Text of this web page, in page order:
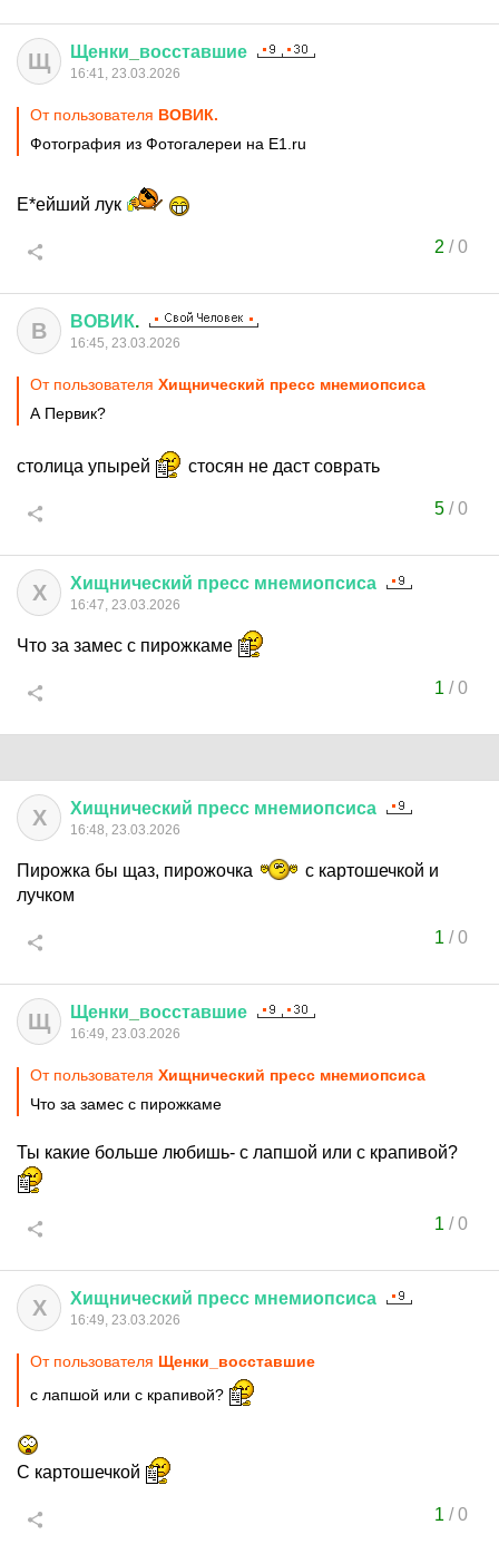
Щ Щенки восставшие
16:41, 23.03.2026
От пользователя ВОВИК.
Фотография из Фотогалереи на E1.ru
Е*ейший лук
2 /0
В ВОВИК.
16:45, 23.03.2026
От пользователя Хищнический пресс мнемиопсиса
А Первик?
столица упырей стосян не даст соврать
5/0
Х Хищнический пресс мнемиопсиса
16:47, 23.03.2026
Что за замес с пирожкаме
1 /0
Х Хищнический пресс мнемиопсиса
16:48, 23.03.2026
Пирожка бы щаз, пирожочка
с картошечкой и
лучком
1 /0
Щ Щенки восставшие
16:49, 23.03.2026
От пользователя Хищнический пресс мнемиопсиса
Что за замес с пирожкаме
Ты какие больше любишь- с лапшой или с крапивой?
1 /0
Х Хищнический пресс мнемиопсиса
16:49, 23.03.2026
От пользователя Щенки_восставшие
с лапшой или с крапивой?
С картошечкой
1 /0